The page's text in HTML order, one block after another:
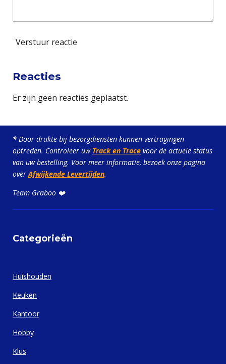
Verstuur reactie
Reacties
Er zijn geen reacties geplaatst.
* Door drukte bij bezorgdiensten kunnen vertragingen
optreden. Controleer uw Track en Trace voor de actuele status
van uw bestelling. Voor meer informatie, bezoek onze pagina
overAfwijkende Levertijden.
Team Graboo ❤️
Categorieën
Huishouden
Keuken
Kantoor
Hobby
Klus